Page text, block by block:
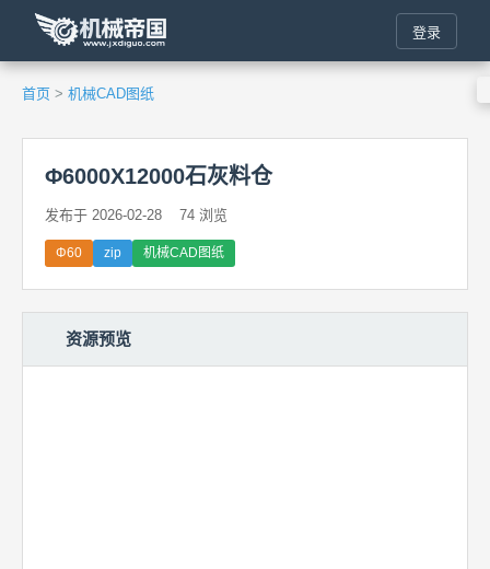
登录
首页 > 机械CAD图纸
Φ6000X12000石灰料仓
发布于 2026-02-28 74 浏览
Φ60 zip 机械CAD图纸
资源预览